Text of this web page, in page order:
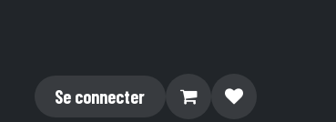
Se connecter